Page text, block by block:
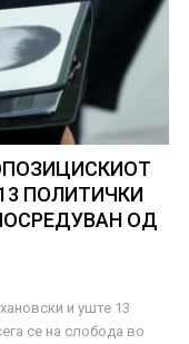
ПОЛИТИЧКИ
ОД
и уште 13
се на слобода во